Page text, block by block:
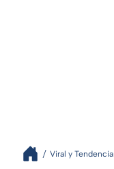
Viral y Tendencia